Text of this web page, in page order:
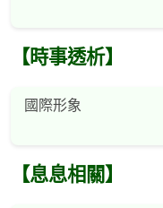
【時事透析】
國際形象
【息息相關】